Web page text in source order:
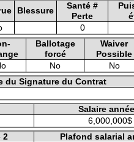
Blessure
Santé #
Perte
0
Ballotage
forcé
Waiver
Possible
No No
du Signature du Contrat
Salaire
6,000,000$
2
Plafond salarial